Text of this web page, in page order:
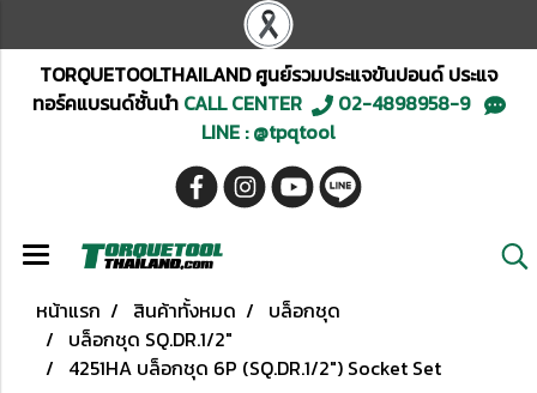
TORQUETOOLTHAILAND ศูนย์รวมประแจขันปอนด์ ประแจ
ทอร์คแบรนด์ชั้นนำCALL CENTER
02-4898958-9
LINE : @tpqtool
หน้าแรก สินค้าทั้งหมด
บล็อกชุด
บล็อกชุด SQ.DR.1/2"
4251HA บล็อกชุด 6P (SQ.DR.1/2") Socket Set